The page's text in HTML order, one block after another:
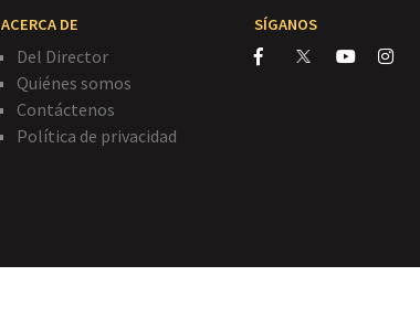
ACERCA DE
Del Director
Quiénes somos
Contáctenos
Política de privacidad
SÍGANOS